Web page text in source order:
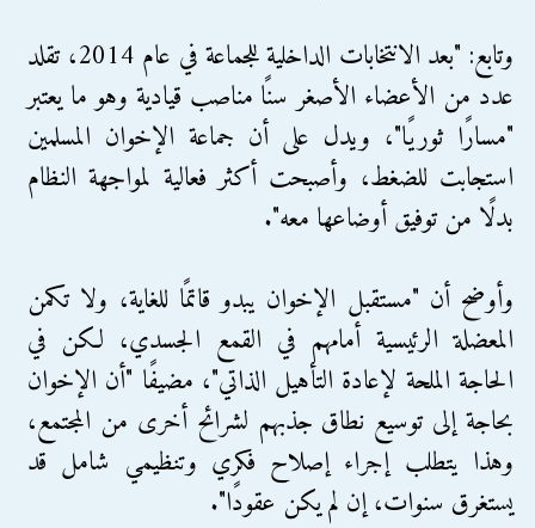
وتابع: "بعد الانتخابات الداخلية للجماعة في عام 2014، تقلد
عدد من الأعضاء الأصغر سنًا مناصب قيادية وهو ما يعتبر
"مسارًا ثوريًا"، ويدل على أن جماعة الإخوان المسلمين
استجابت للضغط، وأصبحت أكثر فعالية لمواجهة النظام
بدلًا من توفيق أوضاعها معه".
وأوضح أن "مستقبل الإخوان يبدو قاتمًا للغاية، ولا تكمن
المعضلة الرئيسية أمامهم في القمع الجسدي، لكن في
الحاجة الملحة لإعادة التأهيل الذاتي"، مضيفًا "أن الإخوان
بحاجة إلى توسيع نطاق جذبهم لشرائح أخرى من المجتمع،
وهذا يتطلب إجراء إصلاح فكري وتنظيمي شامل قد
يستغرق سنوات، إن لم يكن عقودًا".